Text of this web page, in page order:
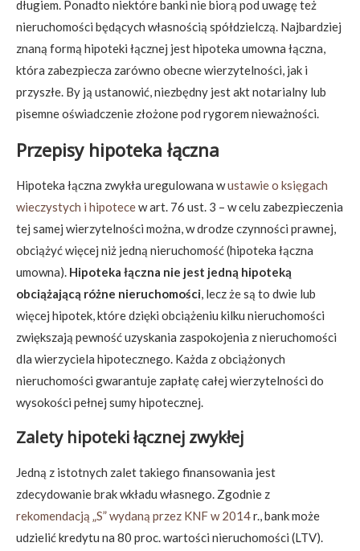
długiem. Ponadto niektóre banki nie biorą pod uwagę też
nieruchomości będących własnością spółdzielczą. Najbardziej
znaną formą hipoteki łącznej jest hipoteka umowna łączna,
która zabezpiecza zarówno obecne wierzytelności, jak i
przyszłe. By ją ustanowić, niezbędny jest akt notarialny lub
pisemne oświadczenie złożone pod rygorem nieważności.
Przepisy hipoteka łączna
Hipoteka łączna zwykła uregulowana wustawie o księgach
wieczystych i hipotecew art. 76 ust. 3 – w celu zabezpieczenia
tej samej wierzytelności można, w drodze czynności prawnej,
obciążyć więcej niż jedną nieruchomość (hipoteka łączna
umowna). Hipoteka łączna nie jest jedną hipoteką
obciążającą różne nieruchomości, lecz że są to dwie lub
więcej hipotek, które dzięki obciążeniu kilku nieruchomości
zwiększają pewność uzyskania zaspokojenia z nieruchomości
dla wierzyciela hipotecznego. Każda z obciążonych
nieruchomości gwarantuje zapłatę całej wierzytelności do
wysokości pełnej sumy hipotecznej.
Zalety hipoteki łącznej zwykłej
Jedną z istotnych zalet takiego finansowania jest
zdecydowanie brak wkładu własnego. Zgodnie z
rekomendacją „S” wydaną przez KNF w 2014r., bank może
udzielić kredytu na 80 proc. wartości nieruchomości (LTV).